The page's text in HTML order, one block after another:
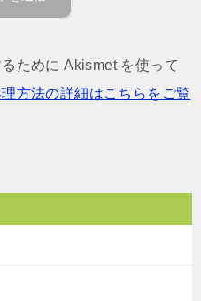
ために Akismet を使って
方法の詳細はこちらをご覧